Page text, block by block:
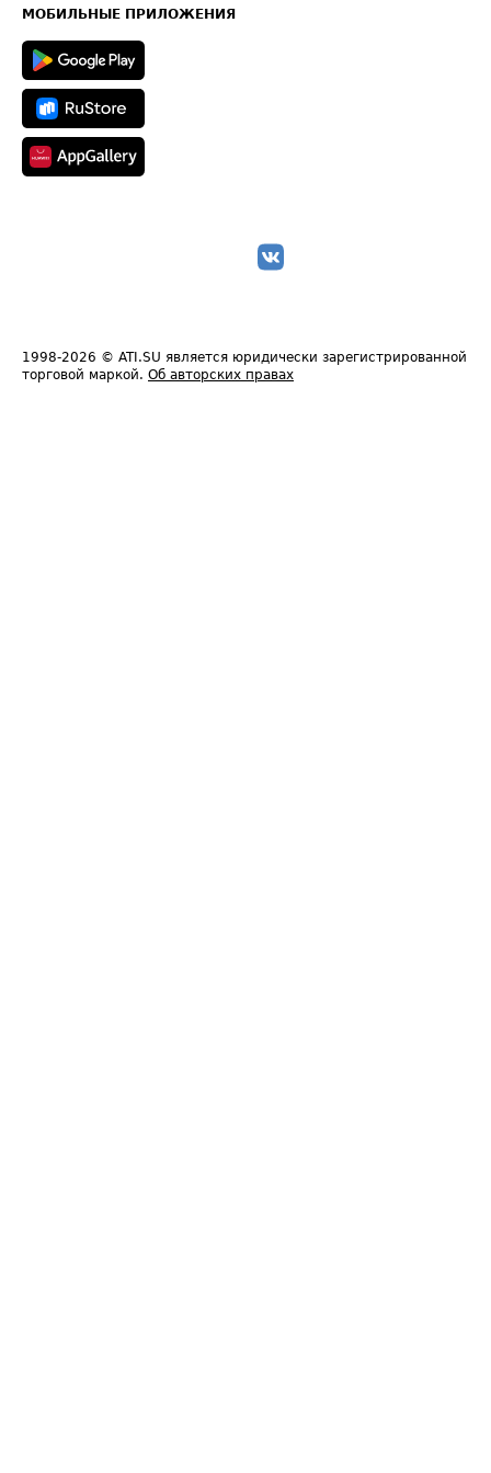
Техническая информация
МОБИЛЬНЫЕ ПРИЛОЖЕНИЯ
1998-2026 © ATI.SU является юридически зарегистрированной
торговой маркой. Об авторских правах